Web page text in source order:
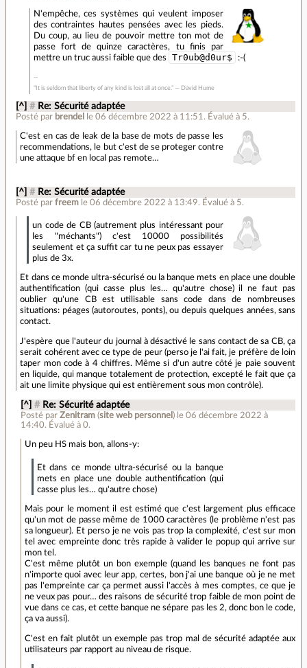
N'empêche, ces systèmes qui veulent imposer
des contraintes hautes pensées avec les pieds.
Du coup, au lieu de pouvoir mettre ton mot de
passe fort de quinze caractères, tu finis par
mettre un truc aussi faible que des
Tr0ub@d0ur$ :-(
“It is seldom that liberty of any kind is lost all at once.” ― David Hume
[^] # Re: Sécurité adaptée
Posté par brendel le 06 décembre 2022 à 11:51 . Évalué à 5.
C'est en cas de leak de la base de mots de passe les
recommendations, le but c'est de se proteger contre
une attaque bf en local pas remote…
[^] # Re: Sécurité adaptée
Posté parfreem le 06 décembre 2022 à 13:49. Évalué à 5.
un code de CB (autrement plus intéressant pour
les "méchants") c'est 10000 possibilités
seulement et ça suffit car tu ne peux pas essayer
plus de 3x.
Et dans ce monde ultra-sécurisé ou la banque mets en place une double
authentification (qui casse plus les… qu'autre chose) il ne faut pas
oublier qu'une CB est utilisable sans code dans de nombreuses
situations: péages (autoroutes, ponts), ou depuis quelques années, sans
contact.
J'espère que l'auteur du journal à désactivé le sans contact de sa CB, ça
serait cohérent avec ce type de peur (perso je l'ai fait, je préfère de loin
taper mon code à 4 chiffres. Même si d'un autre côté je paie souvent
en liquide, qui manque totalement de protection, excepté le fait que ça
ait une limite physique qui est entièrement sous mon contrôle).
[^] # Re: Sécurité adaptée
Posté par Zenitram(site web personnel ) le 06 décembre 2022 à
14:40. Évalué à 0.
Un peu HS mais bon, allons-y:
Et dans ce monde ultra-sécurisé ou la banque
mets en place une double authentification (qui
casse plus les… qu'autre chose)
Mais pour le moment il est estimé que c'est largement plus efficace
qu'un mot de passe même de 1000 caractères (le problème n'est pas
sa longueur). Et perso je ne vois pas trop la complexité, c'est sur mon
tel avec empreinte donc très rapide à valider le popup qui arrive sur
mon tel.
C'est même plutôt un bon exemple (quand les banques ne font pas
n'importe quoi avec leur app, certes, bon j'ai une banque où je ne met
pas l'empreinte car ça permet aussi l'accès à mes comptes, ce que je
ne veux pas pour… des raisons de sécurité trop faible de mon point de
vue dans ce cas, et cette banque ne sépare pas les 2, donc bon le code,
ça va aussi).
C'est en fait plutôt un exemple pas trop mal de sécurité adaptée aux
utilisateurs par rapport au niveau de risque.